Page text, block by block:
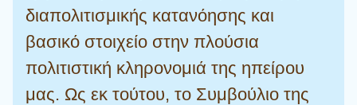
διαπολιτισμικής κατανόησης και
βασικό στοιχείο στην πλούσια
πολιτιστική κληρονομιά της ηπείρου
μας. Ως εκ τούτου, το Συμβούλιο της